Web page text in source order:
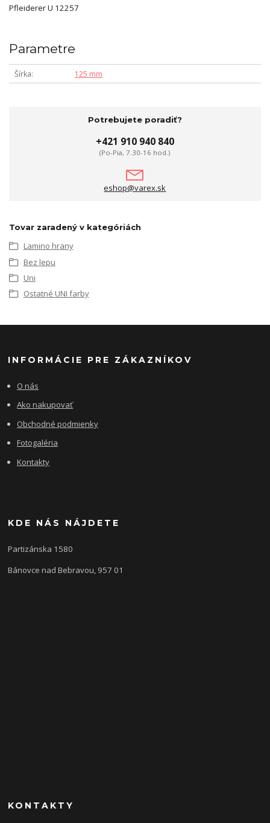
Pfleiderer U 12257
Parametre
Šírka 125 mm
Potrebujete poradiť?
+421 910 940 840
(Po-Pia, 7.30-16 hod.)
eshop@varex.sk
Tovar zaradený v kategóriách
Lamino hrany
Bez lepu
Uni
Ostatné UNI farby
INFORMÁCIE PRE ZÁKAZNÍKOV
O nás
Ako nakupovať
Obchodné podmienky
Fotogaléria
Kontakty
KDE NÁS NÁJDETE
Partizánska 1580
Bánovce nad Bebravou, 957 01
KONTAKTY